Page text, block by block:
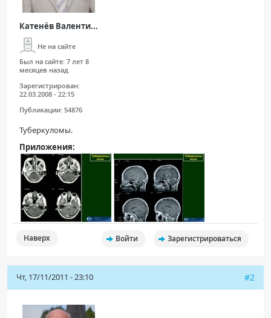
КНИЖНЫЙ МАГАЗИН
ПАЦИЕНТАМ
Где пройти обследование
Компьютерная томография (КТ)
Магнитно-резонансная томография (МРТ)
Спросить врача
ПОМОЩЬ
Катенёв Валенти...
Не на сайте
Был на сайте: 7 лет 8
месяцев назад
Зарегистрирован:
22.03.2008 - 22:15
Публикации: 54876
Туберкуломы.
Приложения:
Наверх Войти Зарегистрироваться
Чт, 17/11/2011 - 23:10 #2